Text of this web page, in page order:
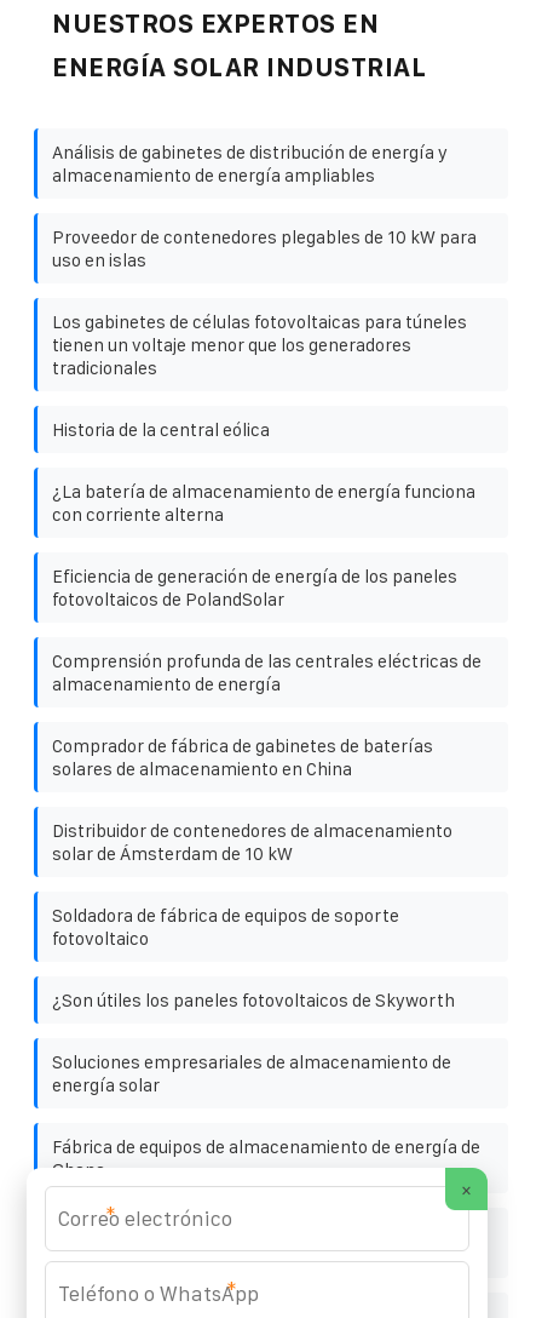
NUESTROS EXPERTOS EN
ENERGÍA SOLAR INDUSTRIAL
Análisis de gabinetes de distribución de energía y
almacenamiento de energía ampliables
Proveedor de contenedores plegables de 10 kW para
uso en islas
Los gabinetes de células fotovoltaicas para túneles
tienen un voltaje menor que los generadores
tradicionales
Historia de la central eólica
¿La batería de almacenamiento de energía funciona
con corriente alterna
Eficiencia de generación de energía de los paneles
fotovoltaicos de PolandSolar
Comprensión profunda de las centrales eléctricas de
almacenamiento de energía
Comprador de fábrica de gabinetes de baterías
solares de almacenamiento en China
Distribuidor de contenedores de almacenamiento
solar de Ámsterdam de 10 kW
Soldadora de fábrica de equipos de soporte
fotovoltaico
¿Son útiles los paneles fotovoltaicos de Skyworth
Soluciones empresariales de almacenamiento de
energía solar
Fábrica de equipos de almacenamiento de energía de
Ghana
Subcontratación del tamaño de los paneles
fotovoltaicos
×
*
*